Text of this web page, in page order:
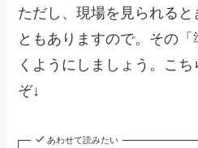
ただし、現場を見られる
ともありますので。その
くようにしましょう。こ
ぞ↓
あわせて読みたい